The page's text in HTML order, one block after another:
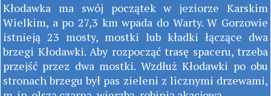
Kłodawka ma swój początek w jeziorze Karskim
Wielkim, a po 27,3 km wpada do Warty. W Gorzowie
istnieją 23 mosty, mostki lub kładki łączące dwa
brzegi Kłodawki. Aby rozpocząć trasę spaceru, trzeba
przejść przez dwa mostki. Wzdłuż Kłodawki po obu
stronach brzegu był pas zieleni z licznymi drzewami,